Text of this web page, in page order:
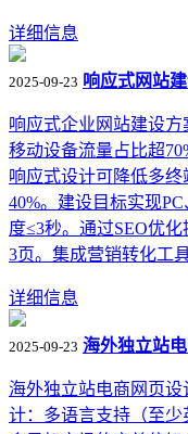
详细信息
2025-09-23 响应式网站
响应式企业网站建设
移动设备流量占比超
响应式设计可降低多
40%。建设目标实现
度≤3秒。通过SEO优
3页。集成营销转化工
详细信息
2025-09-23 海外独立站
海外独立站电商网页
计‌：多语言支持（至